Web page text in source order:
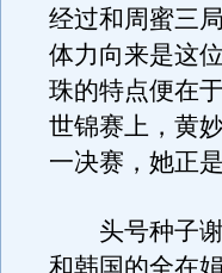
经过和周蜜三
体力向来是这
珠的特点便在
世锦赛上，黄
一决赛，她正
头号种子谢
和韩国的全在